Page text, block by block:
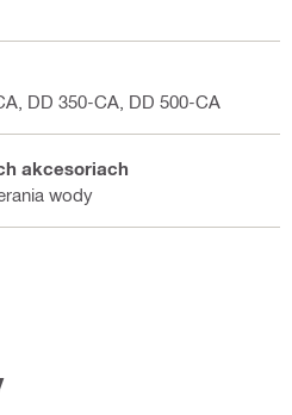
DD 350-CA, DD 500-CA
akcesoriach
wody